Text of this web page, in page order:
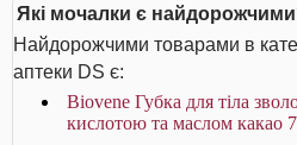
Які мочалки є
Найдорожчими товарами в
аптеки DS є:
Biovene Губка для тіла
кислотою та маслом какао